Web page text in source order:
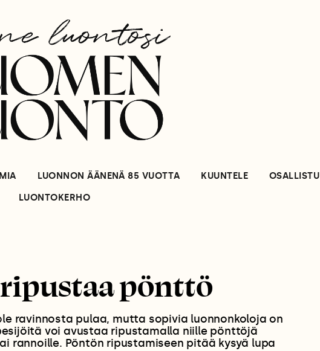
LUONNON ÄÄNENÄ 85 VUOTTA KUUNTELE OSALLISTU
LUONTOKERHO
pönttö
ravinnosta pulaa, mutta sopivia luonnonkoloja on
voi avustaa ripustamalla niille pönttöjä
rannoille. Pöntön ripustamiseen pitää kysyä lupa